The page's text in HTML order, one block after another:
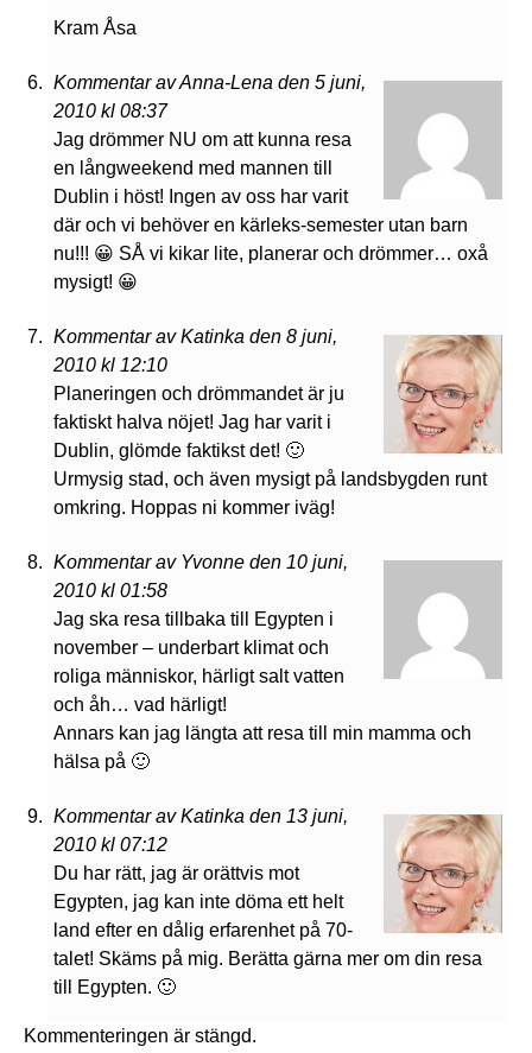
Kram Åsa
Kommentar av Anna-Lena den 5 juni,
2010 kl 08:37
Jag drömmer NU om att kunna resa
en långweekend med mannen till
Dublin i höst! Ingen av oss har varit
där och vi behöver en kärleks-semester utan barn
nu!!! 😀 SÅ vi kikar lite, planerar och drömmer… oxå
mysigt! 😀
Kommentar av Katinka den 8 juni,
2010 kl 12:10
Planeringen och drömmandet är ju
faktiskt halva nöjet! Jag har varit i
Dublin, glömde faktikst det! 🙂
Urmysig stad, och även mysigt på landsbygden runt
omkring. Hoppas ni kommer iväg!
Kommentar av Yvonne den 10 juni,
2010 kl 01:58
Jag ska resa tillbaka till Egypten i
november – underbart klimat och
roliga människor, härligt salt vatten
och åh… vad härligt!
Annars kan jag längta att resa till min mamma och
hälsa på 🙂
Kommentar av Katinka den 13 juni,
2010 kl 07:12
Du har rätt, jag är orättvis mot
Egypten, jag kan inte döma ett helt
land efter en dålig erfarenhet på 70-
talet! Skäms på mig. Berätta gärna mer om din resa
till Egypten. 🙂
Kommenteringen är stängd.